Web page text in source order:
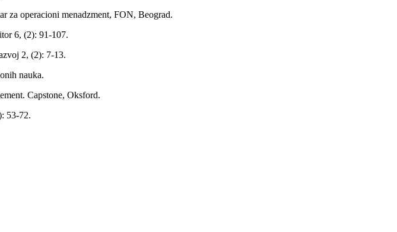
za operacioni menadzment, FON, Beograd.
6, (2): 91-107.
2, (2): 7-13.
nauka.
Capstone, Oksford.
53-72.